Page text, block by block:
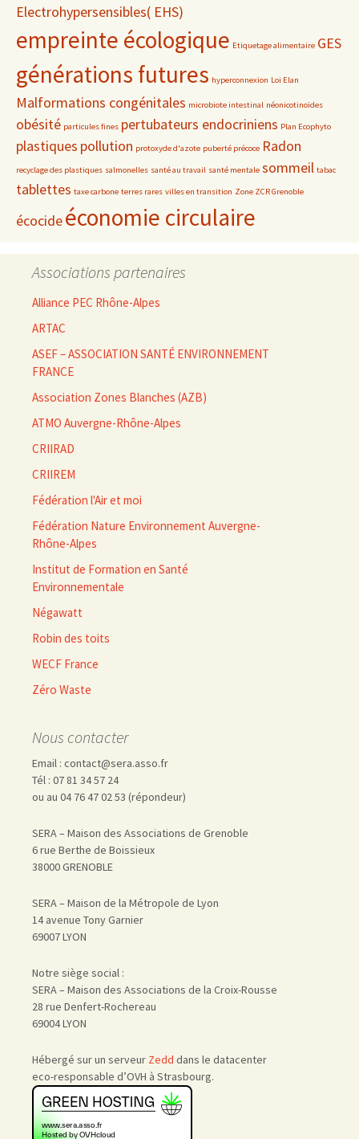
Electrohypersensibles( EHS)
empreinte écologique Etiquetage alimentaire GES
générations futures hyperconnexion Loi Elan
Malformations congénitales microbiote intestinal néonicotinoïdes
obésité particules fines pertubateurs endocriniens Plan Ecophyto
plastiques pollution protoxyde d'azote puberté précoce Radon
recyclage des plastiques salmonelles santé au travail santé mentale sommeil tabac
tablettes taxe carbone terres rares villes en transition Zone ZCR Grenoble
écocideéconomie circulaire
Associations partenaires
Alliance PEC Rhône-Alpes
ARTAC
ASEF – ASSOCIATION SANTÉ ENVIRONNEMENT
FRANCE
Association Zones Blanches (AZB)
ATMO Auvergne-Rhône-Alpes
CRIIRAD
CRIIREM
Fédération l'Air et moi
Fédération Nature Environnement Auvergne-
Rhône-Alpes
Institut de Formation en Santé
Environnementale
Négawatt
Robin des toits
WECF France
Zéro Waste
Nous contacter
Email : contact@sera.asso.fr
Tél : 07 81 34 57 24
ou au 04 76 47 02 53 (répondeur)
SERA – Maison des Associations de Grenoble
6 rue Berthe de Boissieux
38000 GRENOBLE
SERA – Maison de la Métropole de Lyon
14 avenue Tony Garnier
69007 LYON
Notre siège social :
SERA – Maison des Associations de la Croix-Rousse
28 rue Denfert-Rochereau
69004 LYON
Hébergé sur un serveur Zedd dans le datacenter
eco-responsable d’OVH à Strasbourg.